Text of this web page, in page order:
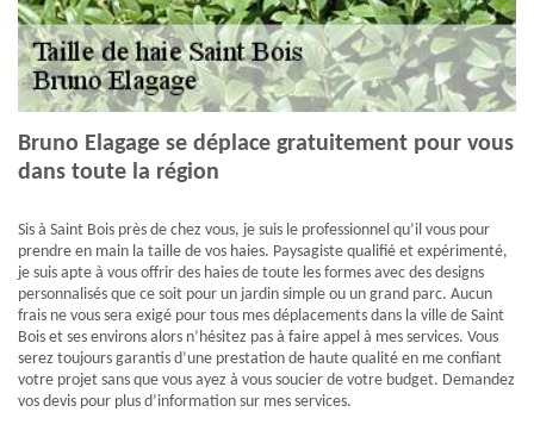
Bruno Elagage se déplace gratuitement pour vous
dans toute la région
Sis à Saint Bois près de chez vous, je suis le professionnel qu’il vous pour
prendre en main la taille de vos haies. Paysagiste qualifié et expérimenté,
je suis apte à vous offrir des haies de toute les formes avec des designs
personnalisés que ce soit pour un jardin simple ou un grand parc. Aucun
frais ne vous sera exigé pour tous mes déplacements dans la ville de Saint
Bois et ses environs alors n’hésitez pas à faire appel à mes services. Vous
serez toujours garantis d’une prestation de haute qualité en me confiant
votre projet sans que vous ayez à vous soucier de votre budget. Demandez
vos devis pour plus d’information sur mes services.